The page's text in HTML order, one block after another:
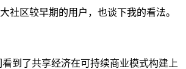
社区较早期的用户，也谈下我的看法。
到了共享经济在可持续商业模式构建上